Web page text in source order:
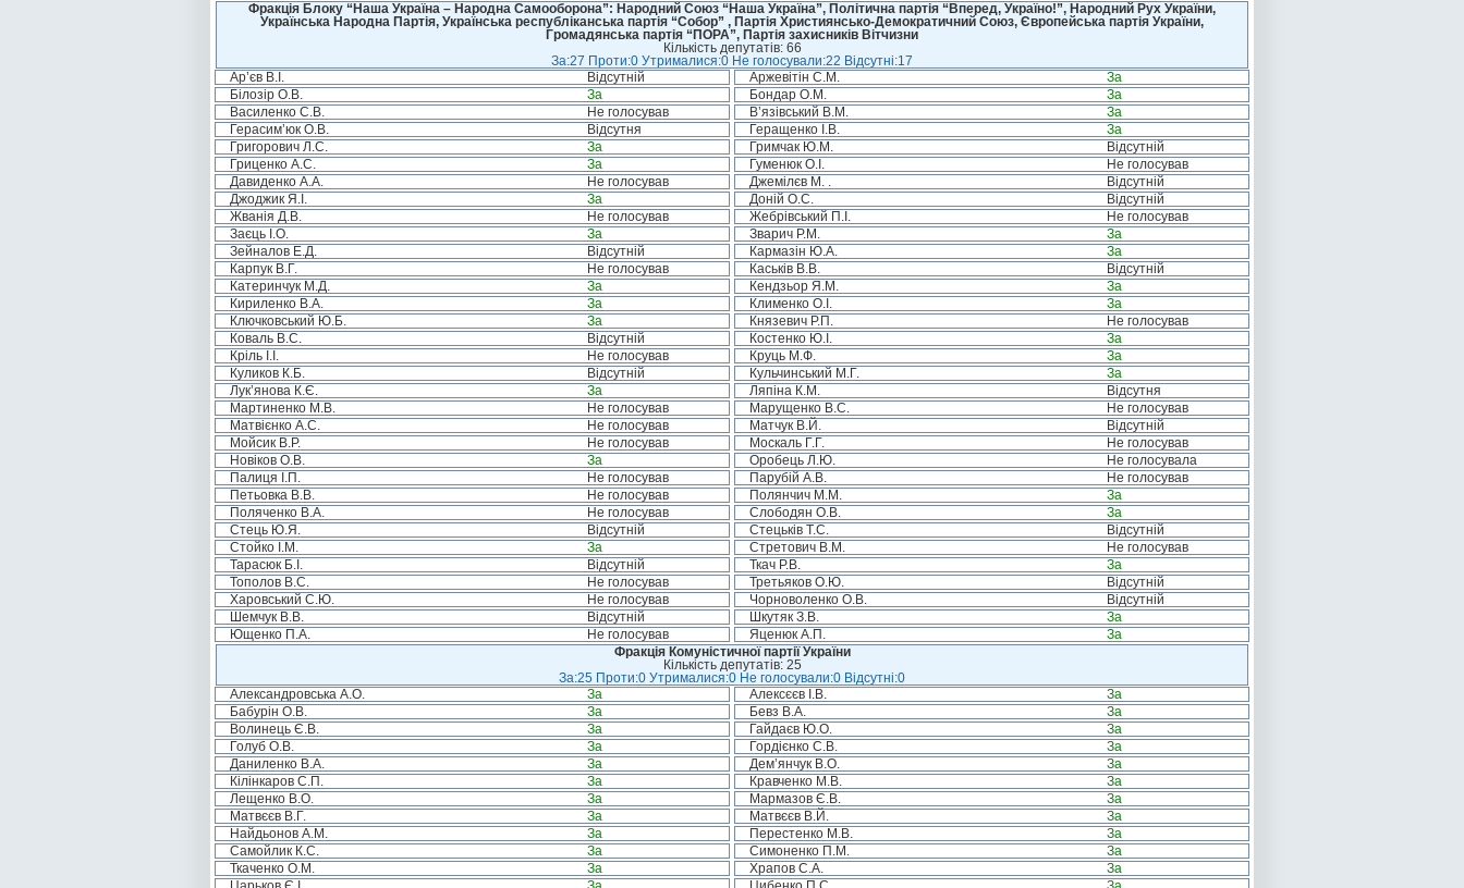
Фракція Блоку “Наша Україна – Народна Самооборона”: Народний Союз “Наша Україна”, Політична партія “Вперед, Україно!”, Народний Рух України,
Українська Народна Партія, Українська республіканська партія “Собор” , Партія Християнсько-Демократичний Союз, Європейська партія України,
Громадянська партія “ПОРА”, Партія захисників Вітчизни
Кількість депутатів: 66
За:27 Проти:0 Утрималися:0 Не голосували:22 Відсутні:17
Ар’єв В.І.
Відсутній Аржевітін С.М.
За
Білозір О.В.
За Бондар О.М.
За
Василенко С.В.
Не голосував В’язівський В.М.
За
Герасим’юк О.В.
Відсутня Геращенко І.В.
За
Григорович Л.С.
За Гримчак Ю.М.
Відсутній
Гриценко А.С.
За Гуменюк О.І.
Не голосував
Давиденко А.А.
Не голосував Джемілєв М. .
Відсутній
Джоджик Я.І.
За Доній О.С.
Відсутній
Жванія Д.В.
Не голосував Жебрівський П.І.
Не голосував
Заєць І.О.
За Зварич Р.М.
За
Зейналов Е.Д.
Відсутній Кармазін Ю.А.
За
Карпук В.Г.
Не голосував Каськів В.В.
Відсутній
Катеринчук М.Д.
За Кендзьор Я.М.
За
Кириленко В.А.
За Клименко О.І.
За
Ключковський Ю.Б.
За Князевич Р.П.
Не голосував
Коваль В.С.
Відсутній Костенко Ю.І.
За
Кріль І.І.
Не голосував Круць М.Ф.
За
Куликов К.Б.
Відсутній Кульчинський М.Г.
За
Лук’янова К.Є.
За Ляпіна К.М.
Відсутня
Мартиненко М.В.
Не голосував Марущенко В.С.
Не голосував
Матвієнко А.С.
Не голосував Матчук В.Й.
Відсутній
Мойсик В.Р.
Не голосував Москаль Г.Г.
Не голосував
Новіков О.В.
За Оробець Л.Ю.
Не голосувала
Палиця І.П.
Не голосував Парубій А.В.
Не голосував
Петьовка В.В.
Не голосував Полянчич М.М.
За
Поляченко В.А.
Не голосував Слободян О.В.
За
Стець Ю.Я.
Відсутній Стецьків Т.С.
Відсутній
Стойко І.М.
За Стретович В.М.
Не голосував
Тарасюк Б.І.
Відсутній Ткач Р.В.
За
Тополов В.С.
Не голосував Третьяков О.Ю.
Відсутній
Харовський С.Ю.
Не голосував Чорноволенко О.В.
Відсутній
Шемчук В.В.
Відсутній Шкутяк З.В.
За
Ющенко П.А.
Не голосував Яценюк А.П.
За
Фракція Комуністичної партії України
Кількість депутатів: 25
За:25 Проти:0 Утрималися:0 Не голосували:0 Відсутні:0
Александровська А.О.
За Алексєєв І.В.
За
Бабурін О.В.
За Бевз В.А.
За
Волинець Є.В.
За Гайдаєв Ю.О.
За
Голуб О.В.
За Гордієнко С.В.
За
Даниленко В.А.
За Дем’янчук В.О.
За
Кілінкаров С.П.
За Кравченко М.В.
За
Лещенко В.О.
За Мармазов Є.В.
За
Матвєєв В.Г.
За Матвєєв В.Й.
За
Найдьонов А.М.
За Перестенко М.В.
За
Самойлик К.С.
За Симоненко П.М.
За
Ткаченко О.М.
За Храпов С.А.
За